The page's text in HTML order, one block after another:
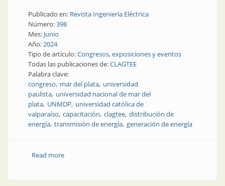
Publicado en: Revista Ingeniería Eléctrica
Número:398
Mes: Junio
Año:2024
Tipo de artículo:Congresos, exposiciones y eventos
Todas las publicaciones de:CLAGTEE
Palabra clave:
congreso mar del plata universidad
paulista universidad nacional de mar del
plata UNMDP universidad católica de
valparaíso capacitación clagtee distribución de
energía transmisión de energía generación de energía
Read moreabout Congreso internacional en Mar del Plata